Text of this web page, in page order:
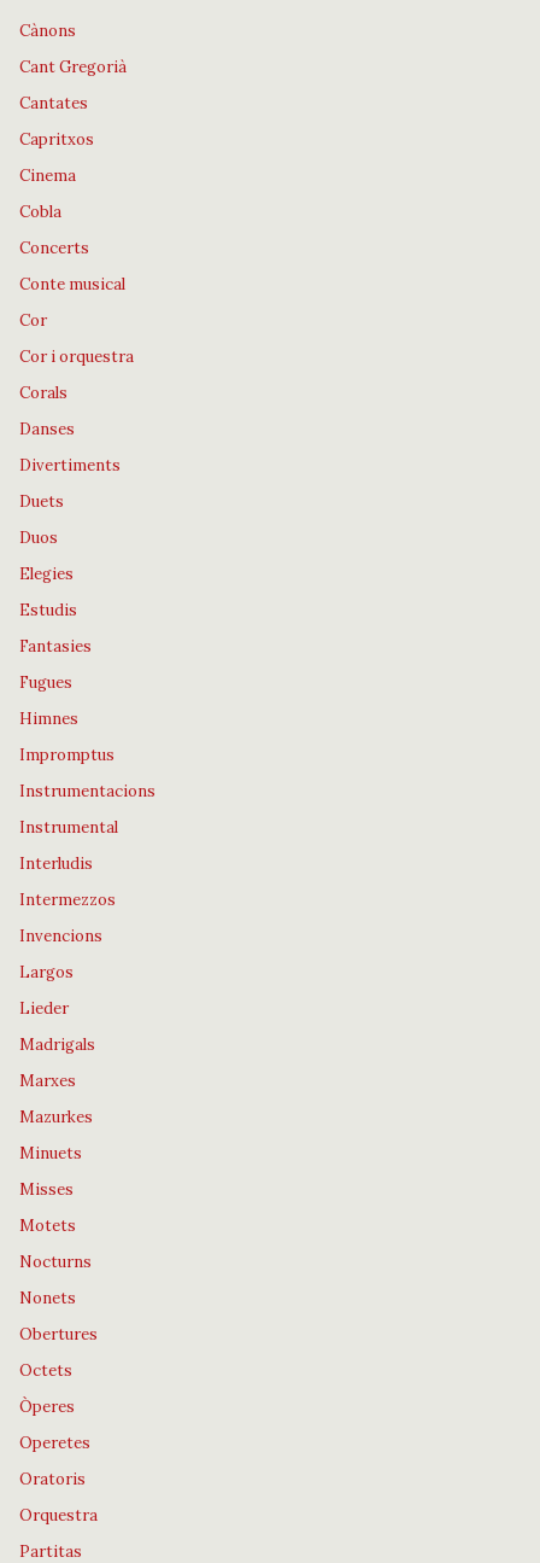
Cànons
Cant Gregorià
Cantates
Capritxos
Cinema
Cobla
Concerts
Conte musical
Cor
Cor i orquestra
Corals
Danses
Divertiments
Duets
Duos
Elegies
Estudis
Fantasies
Fugues
Himnes
Impromptus
Instrumentacions
Instrumental
Interludis
Intermezzos
Invencions
Largos
Lieder
Madrigals
Marxes
Mazurkes
Minuets
Misses
Motets
Nocturns
Nonets
Obertures
Octets
Òperes
Operetes
Oratoris
Orquestra
Partitas